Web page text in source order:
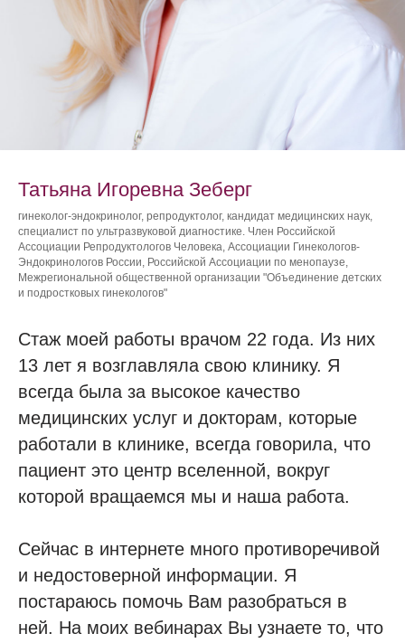
Татьяна Игоревна Зеберг
гинеколог-эндокринолог, репродуктолог, кандидат медицинских наук,
специалист по ультразвуковой диагностике. Член Российской
Ассоциации Репродуктологов Человека, Ассоциации Гинекологов-
Эндокринологов России, Российской Ассоциации по менопаузе,
Межрегиональной общественной организации "Объединение детских
и подростковых гинекологов"
Стаж моей работы врачом 22 года. Из них
13 лет я возглавляла свою клинику. Я
всегда была за высокое качество
медицинских услуг и докторам, которые
работали в клинике, всегда говорила, что
пациент это центр вселенной, вокруг
которой вращаемся мы и наша работа.
Сейчас в интернете много противоречивой
и недостоверной информации. Я
постараюсь помочь Вам разобраться в
ней. На моих вебинарах Вы узнаете то, что